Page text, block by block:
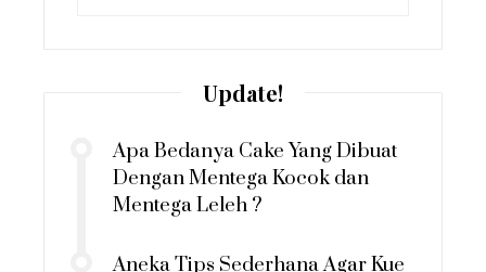
Update!
Apa Bedanya Cake Yang Dibuat
Dengan Mentega Kocok dan
Mentega Leleh ?
Aneka Tips Sederhana Agar Kue